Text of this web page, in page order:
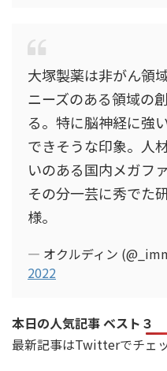
大塚製薬は非がん領
ニーズのある領域の
る。特に脳神経に強
できそうな印象。人
いのある国内メガフ
その分一芸に秀でた
様。
— オクルディン
2022
本日の人気記事 ベスト３
最新記事はTwitterでチェ